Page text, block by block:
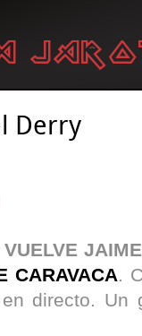
Derry
VUELVE
CARAVACA.
directo. Un